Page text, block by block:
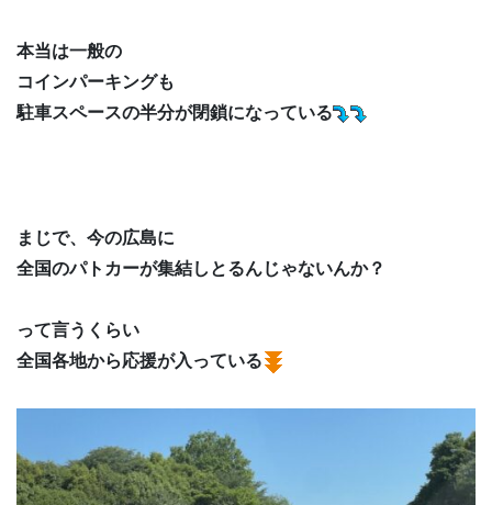
本当は一般の
コインパーキングも
駐車スペースの半分が閉鎖になっている
まじで、今の広島に
全国のパトカーが集結しとるんじゃないんか？
って言うくらい
全国各地から応援が入っている